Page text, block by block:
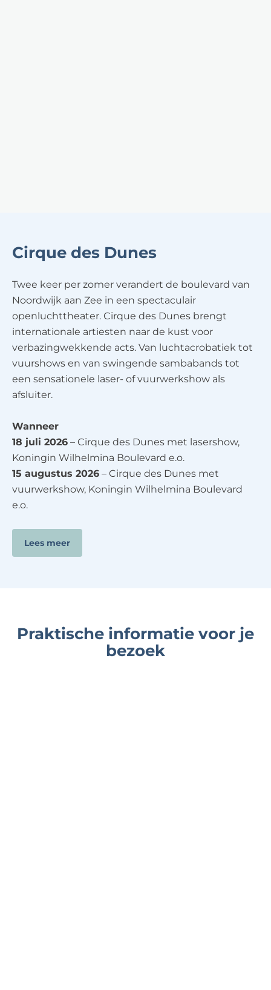
Cirque des Dunes
Twee keer per zomer verandert de boulevard van
Noordwijk aan Zee in een spectaculair
openluchttheater. Cirque des Dunes brengt
internationale artiesten naar de kust voor
verbazingwekkende acts. Van luchtacrobatiek tot
vuurshows en van swingende sambabands tot
een sensationele laser- of vuurwerkshow als
afsluiter.
Wanneer
18 juli 2026 – Cirque des Dunes met lasershow,
Koningin Wilhelmina Boulevard e.o.
15 augustus 2026 – Cirque des Dunes met
vuurwerkshow, Koningin Wilhelmina Boulevard
e.o.
Lees meer
Praktische informatie voor je
bezoek